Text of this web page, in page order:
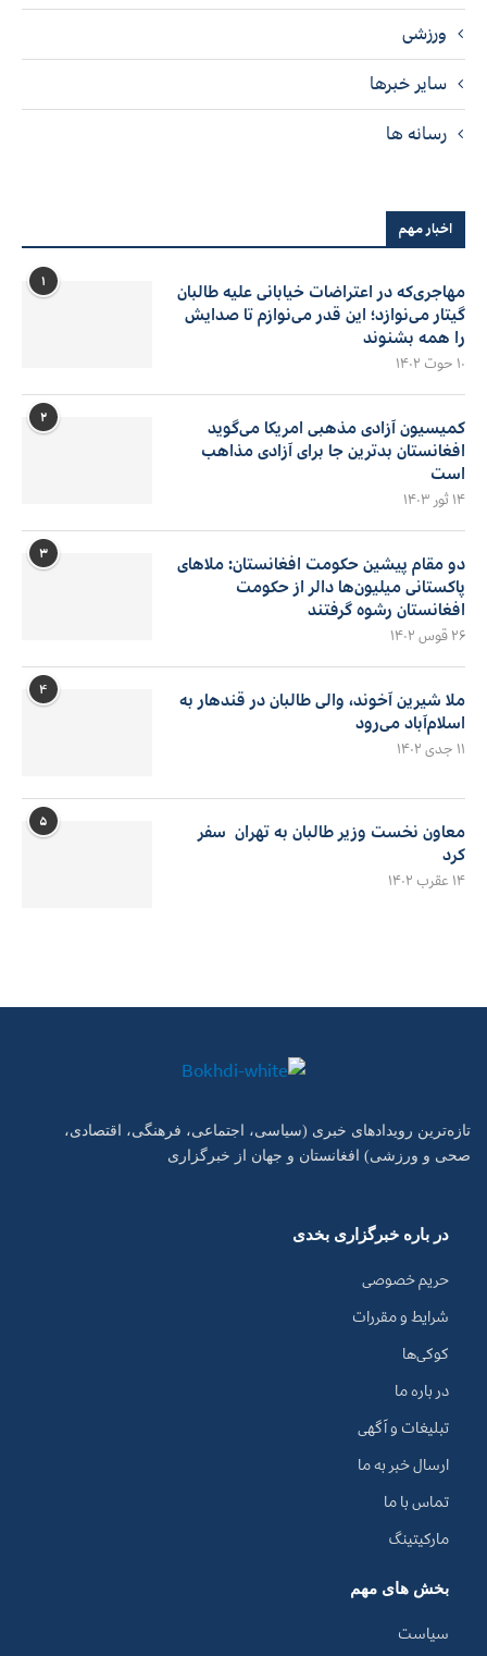
ورزشی
سایر خبرها
رسانه ها
اخبار مهم
۱
مهاجری‌که در اعتراضات خیابانی علیه طالبان
گیتار می‌نوازد؛ این قدر می‌نوازم تا صدایش
را همه بشنوند
۱۰ حوت ۱۴۰۲
۲
کمیسیون آزادی مذهبی امریکا می‌گوید
افغانستان بدترین جا برای آزادی مذاهب
است
۱۴ ثور ۱۴۰۳
۳
دو مقام پیشین حکومت افغانستان: ملاهای
پاکستانی میلیون‌ها دالر از حکومت
افغانستان رشوه گرفتند
۲۶ قوس ۱۴۰۲
۴
ملا شیرین آخوند، والی طالبان در قندهار به
اسلام‌آباد می‌رود
۱۱ جدی ۱۴۰۲
۵
معاون نخست وزیر طالبان به تهران سفر
کرد
۱۴ عقرب ۱۴۰۲
تازه‌ترین رویدادهای خبری (سیاسی، اجتماعی، فرهنگی، اقتصادی،
صحی و ورزشی) افغانستان و جهان از خبرگزاری
در باره خبرگزاری بخدی
حریم خصوصی
شرایط و مقررات
کوکی‌ها
در باره ما
تبلیغات و آگهی
ارسال خبر به ما
تماس با ما
مارکیتینگ
بخش های مهم
سیاست